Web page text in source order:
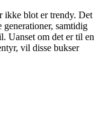
ikke blot er trendy. Det
generationer, samtidig
Uanset om det er til en
vil disse bukser